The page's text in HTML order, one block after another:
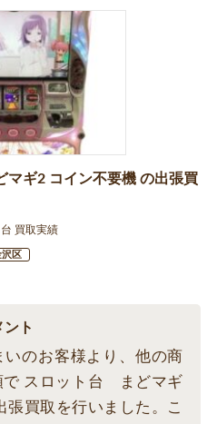
マギ2 コイン不要機 の出張買
買取実績
区
ト
のお客様より、他の商
で スロット台 まどマギ
買取を行いました。こ